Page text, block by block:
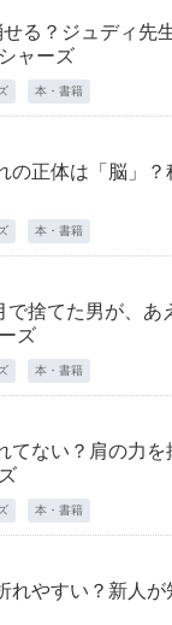
る？ジュディ先
ャーズ
本・書籍
の正体は「脳」
本・書籍
捨てた男が、
ズ
本・書籍
てない？肩の力
本・書籍
れやすい？新人